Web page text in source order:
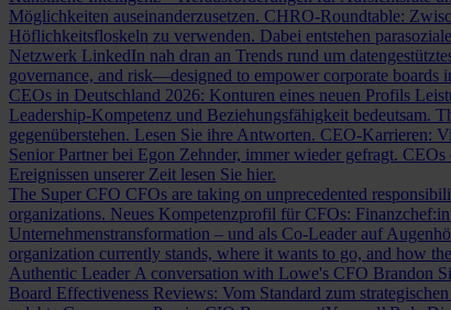
Möglichkeiten auseinanderzusetzen. CHRO-Roundtable:
Höflichkeitsfloskeln zu verwenden. Dabei entstehen
Netzwerk LinkedIn nah dran an Trends rund um
governance, and risk—designed to empower corporate boards
CEOs in Deutschland 2026: Konturen eines neuen Profils
Leadership-Kompetenz und Beziehungsfähigkeit bedeutsam.
gegenüberstehen. Lesen Sie ihre Antworten. CEO-Karrieren:
Senior Partner bei Egon Zehnder, immer wieder gefragt. CEOs
Ereignissen unserer Zeit lesen Sie hier.
The Super CFO CFOs are taking on unprecedented
organizations. Neues Kompetenzprofil für CFOs:
Unternehmenstransformation – und als Co-Leader auf
organization currently stands, where it wants to go, and how
Authentic Leader A conversation with Lowe's CFO Brandon
Board Effectiveness Reviews: Vom Standard zum